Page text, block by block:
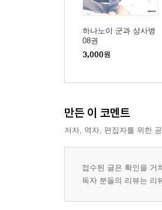
하나노이 군과 상사병
08권
3,000원
만든 이 코멘트
저자, 역자, 편집자를 위한
접수된 글은 확인을 거
독자 분들의 리뷰는 리